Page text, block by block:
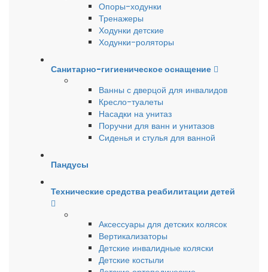
Опоры-ходунки
Тренажеры
Ходунки детские
Ходунки-роляторы
Санитарно-гигиеническое оснащение
Ванны с дверцой для инвалидов
Кресло-туалеты
Насадки на унитаз
Поручни для ванн и унитазов
Сиденья и стулья для ванной
Пандусы
Технические средства реабилитации детей
Аксессуары для детских колясок
Вертикализаторы
Детские инвалидные коляски
Детские костыли